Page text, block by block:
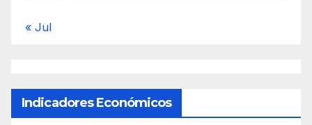
« Jul
Indicadores Económicos